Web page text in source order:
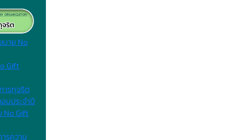
บาย No
Gift
ารทุจริต
บประจำปี
No Gift
รความ